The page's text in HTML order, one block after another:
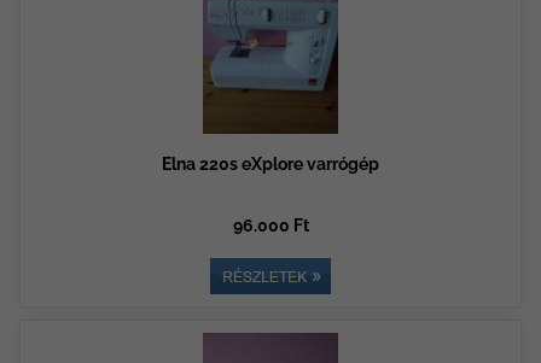
Elna 220s eXplore varrógép
96.000 Ft